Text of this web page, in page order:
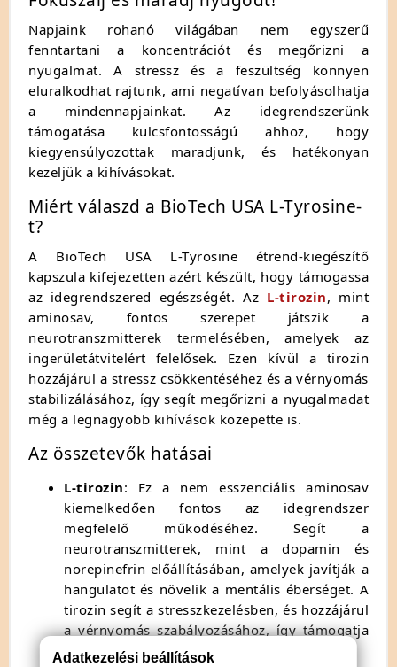
Napjaink rohanó világában nem egyszerű
fenntartani a koncentrációt és megőrizni a
nyugalmat. A stressz és a feszültség könnyen
eluralkodhat rajtunk, ami negatívan befolyásolhatja
a mindennapjainkat. Az idegrendszerünk
támogatása kulcsfontosságú ahhoz, hogy
kiegyensúlyozottak maradjunk, és hatékonyan
kezeljük a kihívásokat.
Miért válaszd a BioTech USA L-Tyrosine-
t?
A BioTech USA L-Tyrosine étrend-kiegészítő
kapszula kifejezetten azért készült, hogy támogassa
az idegrendszered egészségét. Az L-tirozin, mint
aminosav, fontos szerepet játszik a
neurotranszmitterek termelésében, amelyek az
ingerületátvitelért felelősek. Ezen kívül a tirozin
hozzájárul a stressz csökkentéséhez és a vérnyomás
stabilizálásához, így segít megőrizni a nyugalmadat
még a legnagyobb kihívások közepette is.
Az összetevők hatásai
L-tirozin: Ez a nem esszenciális aminosav
kiemelkedően fontos az idegrendszer
megfelelő működéséhez. Segít a
neurotranszmitterek, mint a dopamin és
norepinefrin előállításában, amelyek javítják a
hangulatot és növelik a mentális éberséget. A
tirozin segít a stresszkezelésben, és hozzájárul
a vérnyomás szabályozásához, így támogatja
a szív- és érrendszer egészségét.
Adatkezelési beállítások